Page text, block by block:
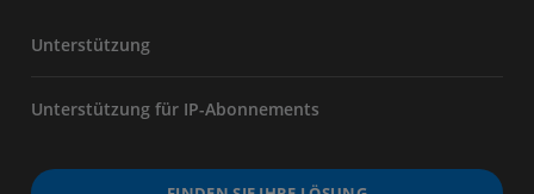
Unterstützung
Unterstützung für IP-Abonnements